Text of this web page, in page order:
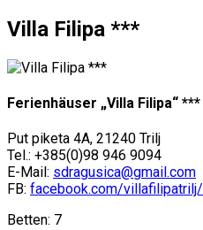
Villa Filipa ***
Ferienhäuser „Villa Filipa“ ***
Put piketa 4A, 21240 Trilj
Tel.: +385(0)98 946 9094
E-Mail: sdragusica@gmail.com
FB: facebook.com/villafilipatrilj/
Betten: 7